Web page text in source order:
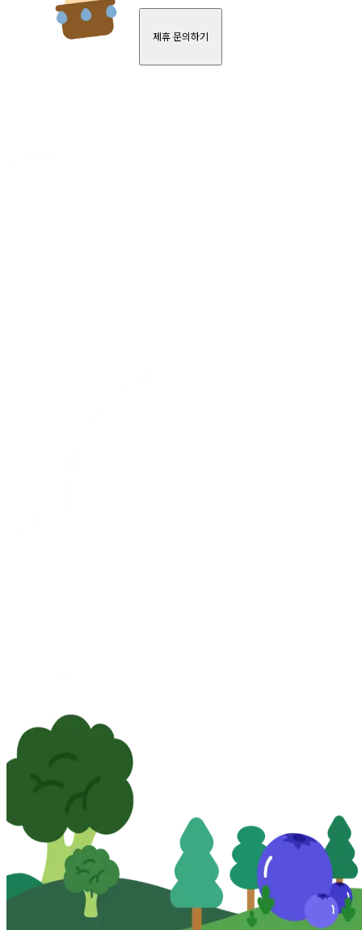
제휴 문의하기